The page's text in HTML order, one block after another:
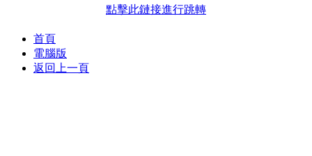
點擊此鏈接進行跳轉
首頁
電腦版
返回上一頁